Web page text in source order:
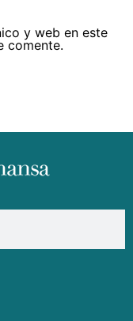
y web en este
comente.